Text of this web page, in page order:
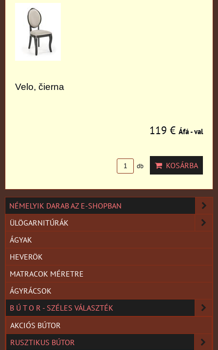
Velo, čierna
119 € Áfá - val
db KOSÁRBA
NÉMELYIK DARAB AZ E-SHOPBAN
ÜLÖGARNITÚRÁK
ÁGYAK
HEVERÖK
MATRACOK MÉRETRE
ÁGYRÁCSOK
B Ú T O R - SZÉLES VÁLASZTÉK
AKCIÓS BÚTOR
RUSZTIKUS BÚTOR